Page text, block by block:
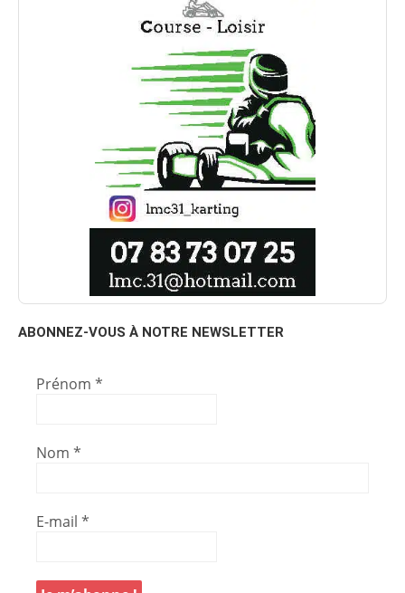
ABONNEZ-VOUS À NOTRE NEWSLETTER
Prénom *
Nom *
E-mail *